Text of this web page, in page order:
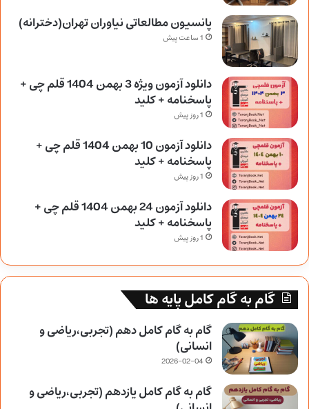
پانسیون مطالعاتی نیاوران تهران(دخترانه)
1 ساعت پیش
دانلود آزمون ویژه 3 بهمن 1404 قلم چی +
پاسخنامه + کلید
1 روز پیش
دانلود آزمون 10 بهمن 1404 قلم چی +
پاسخنامه + کلید
1 روز پیش
دانلود آزمون 24 بهمن 1404 قلم چی +
پاسخنامه + کلید
1 روز پیش
گام به گام کامل پایه ها
گام به گام کامل دهم (تجربی،ریاضی و
انسانی)
2026-02-04
گام به گام کامل یازدهم (تجربی،ریاضی و